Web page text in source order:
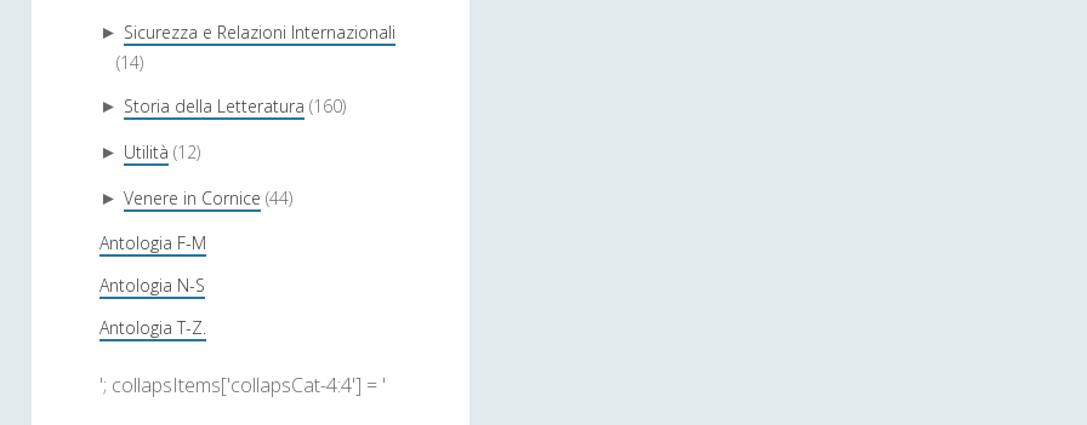
► Sicurezza e Relazioni Internazionali
(14)
► Storia della Letteratura (160)
► Utilità (12)
► Venere in Cornice (44)
Antologia F-M
Antologia N-S
Antologia T-Z.
'; collapsItems['collapsCat-4:4'] = '